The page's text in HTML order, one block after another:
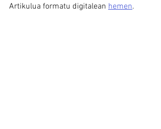
Artikulua formatu digitalean hemen.